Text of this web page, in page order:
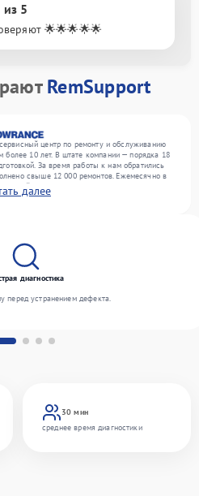
5
🌟🌟🌟🌟🌟
RemSupport
центр по ремонту и обслуживанию
более 10 лет. В штате компании — порядка 18
За время работы к нам обратились
свыше 12 000 ремонтов. Ежемесячно в
устройств, включая , , . Мы выполняем ремонт
высокое качество обслуживания
далее
30 мин
среднее время диагностики
диагностика
перед устранением дефекта.